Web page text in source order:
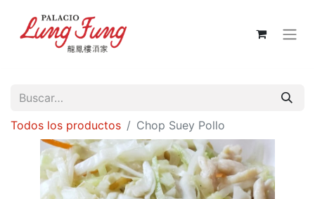
Todos los productos Chop Suey Pollo